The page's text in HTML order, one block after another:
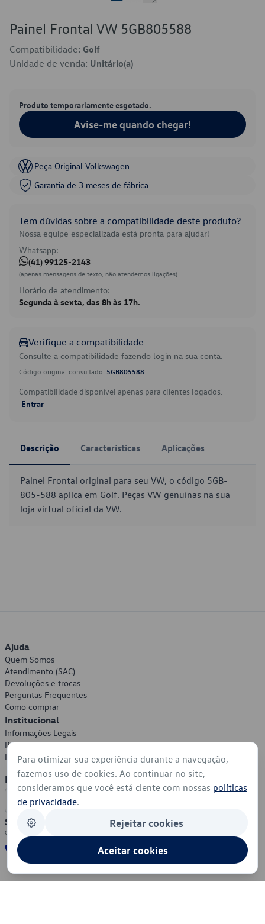
Painel Frontal VW 5GB805588
Compatibilidade: Golf
Unidade de venda: Unitário(a)
Produto temporariamente esgotado.
Avise-me quando chegar!
Peça Original Volkswagen
Garantia de 3 meses de fábrica
Tem dúvidas sobre a compatibilidade deste produto?
Nossa equipe especializada está pronta para ajudar!
Whatsapp:
(41) 99125-2143
(apenas mensagens de texto, não atendemos ligações)
Horário de atendimento:
Segunda à sexta, das 8h às 17h.
Verifique a compatibilidade
Consulte a compatibilidade fazendo login na sua conta.
Código original consultado: 5GB805588
Compatibilidade disponível apenas para clientes logados.
Entrar
Descrição Características Aplicações
Painel Frontal original para seu VW, o código 5GB-
805-588 aplica em Golf. Peças VW genuínas na sua
loja virtual oficial da VW.
Ajuda
Quem Somos
Atendimento (SAC)
Devoluções e trocas
Perguntas Frequentes
Como comprar
Institucional
Informações Legais
Política de Privacidade
Política de Cookies
Formas de Pagamento
Segurança
Para otimizar sua experiência durante a navegação,
fazemos uso de cookies. Ao continuar no site,
consideramos que você está ciente com nossas políticas
de privacidade.
Rejeitar cookies
Aceitar cookies